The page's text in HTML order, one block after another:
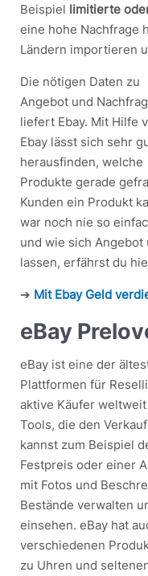
Beispiel limitierte
eine hohe Nachfrage
Ländern importieren
Die nötigen Daten zu
Angebot und
liefert Ebay. Mit Hilfe
Ebay lässt sich sehr
herausfinden, welche
Produkte gerade
Kunden ein Produkt
war noch nie so
und wie sich Angebot
lassen, erfährst du
➔ Mit Ebay Geld
eBay
eBay ist eine der
Plattformen für
aktive Käufer
Tools, die den
kannst zum Beispiel
Festpreis oder einer
mit Fotos und
Bestände verwalten
einsehen. eBay hat
verschiedenen
zu Uhren und